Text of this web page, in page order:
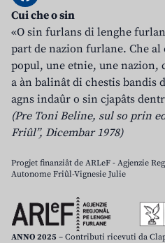
Cui che o sin
«O sin furlans di lenghe
part de nazion furlane. Che al
popul, une etnie, une nazion,
a àn balinât di chestis bandis
agns indaûr o sin cjapâts
(Pre Toni Beline, sul so prin
Friûl”, Dicembar 1978)
Progjet finanziât de ARLeF - Agjenzie
Autonome Friûl-Vignesie Julie
ANNO 2025 – Contributi ricevuti da